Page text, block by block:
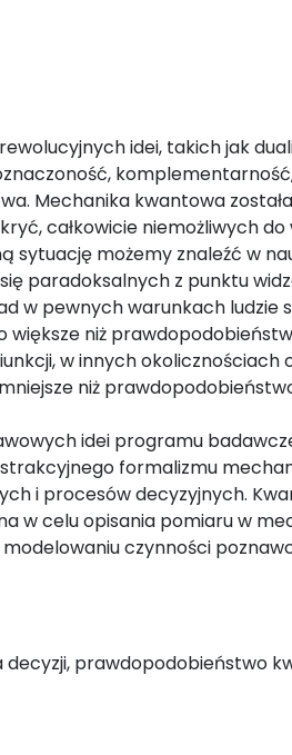
idei, takich jak
Mechanika kwantowa została
całkowicie niemożliwych do
sytuację możemy znaleźć w
paradoksalnych z punktu
w pewnych warunkach ludzie
większe niż
w innych okolicznościach
niż
idei programu
formalizmu
i procesów decyzyjnych.
w celu opisania pomiaru w
czynności
prawdopodobieństwo